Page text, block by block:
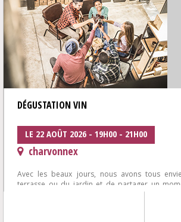
DÉGUSTATION VIN
LE 22 AOÛT 2026 - 19H00 - 21H00
charvonnex
Avec les beaux jours, nous avons tous
terrasse ou du jardin et de partager un